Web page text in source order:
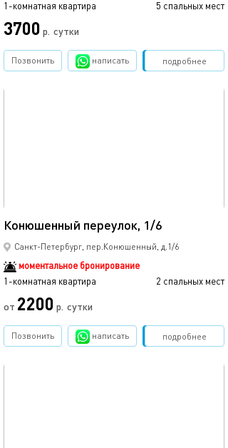
1-комнатная квартира 5 спальных мест
3700 р. сутки
подробнее
Позвонить написать Забронировать
Конюшенный переулок, 1/6
Санкт-Петербург, пер.Конюшенный, д.1/6
моментальное бронирование
1-комнатная квартира
2 спальных мест
от 2200 р. сутки
подробнее
Позвонить написать Забронировать